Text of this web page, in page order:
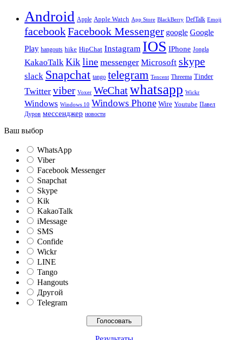
Android Apple Apple Watch App Store BlackBerry DefTalk Emoji
facebookFacebook Messenger google Google
Play hangouts hike HipChat Instagram IOS IPhone Jongla
KakaoTalk Kik line messenger Microsoft skype
slack Snapchat tango telegram Tencent Threema Tinder
Twitter viber Voxer WeChatwhatsapp Wickr
Windows Windows 10 Windows Phone Wire Youtube Павел
Дуров мессенджер новости
Ваш выбор
WhatsApp
Viber
Facebook Messenger
Snapchat
Skype
Kik
KakaoTalk
iMessage
SMS
Confide
Wickr
LINE
Tango
Hangouts
Другой
Telegram